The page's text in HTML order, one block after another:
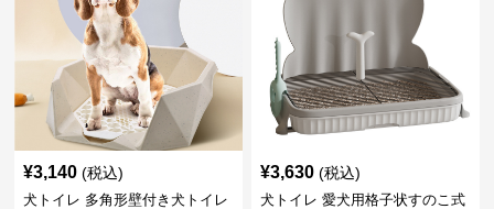
¥3,140 (税込)
犬トイレ 多角形壁付き犬トイレ
¥3,630 (税込)
犬トイレ 愛犬用格子状すのこ式